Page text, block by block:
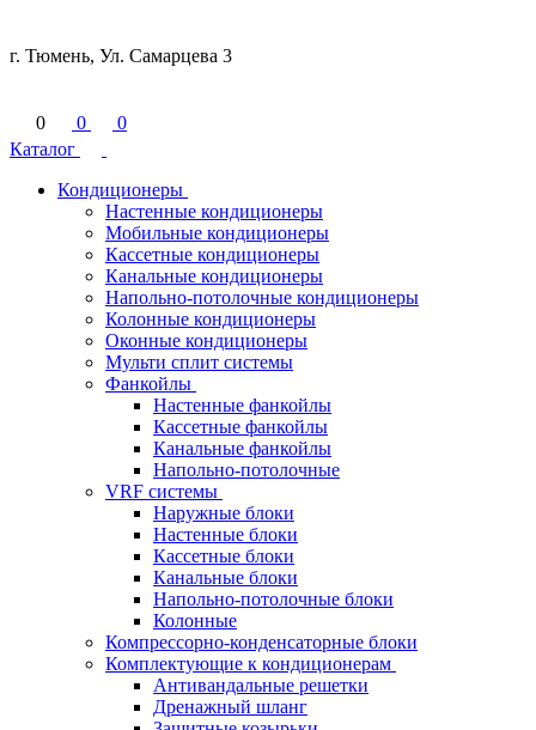
г. Тюмень, Ул. Самарцева 3
0 0
0
Каталог
Кондиционеры
Настенные кондиционеры
Мобильные кондиционеры
Кассетные кондиционеры
Канальные кондиционеры
Напольно-потолочные кондиционеры
Колонные кондиционеры
Оконные кондиционеры
Мульти сплит системы
Фанкойлы
Настенные фанкойлы
Кассетные фанкойлы
Канальные фанкойлы
Напольно-потолочные
VRF системы
Наружные блоки
Настенные блоки
Кассетные блоки
Канальные блоки
Напольно-потолочные блоки
Колонные
Компрессорно-конденсаторные блоки
Комплектующие к кондиционерам
Антивандальные решетки
Дренажный шланг